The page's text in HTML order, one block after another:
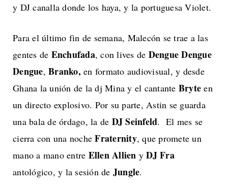
y DJ canalla donde los haya, y la portuguesa Violet.
Para el último fin de semana, Malecón se trae a las
gentes de Enchufada, con lives de Dengue Dengue
Dengue, Branko, en formato audiovisual, y desde
Ghana la unión de la dj Mina y el cantante Bryte en
un directo explosivo. Por su parte, Astin se guarda
una bala de órdago, la de DJ Seinfeld. El mes se
cierra con una nocheFraternity, que promete un
mano a mano entre Ellen Allien y DJ Fra
antológico, y la sesión de Jungle.